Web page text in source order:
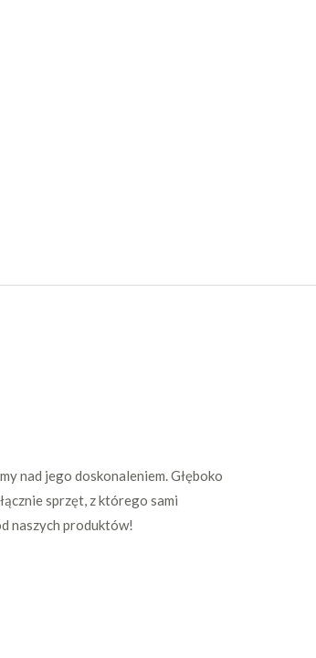
nad jego doskonaleniem. Głęboko
sprzęt, z którego sami
naszych produktów!